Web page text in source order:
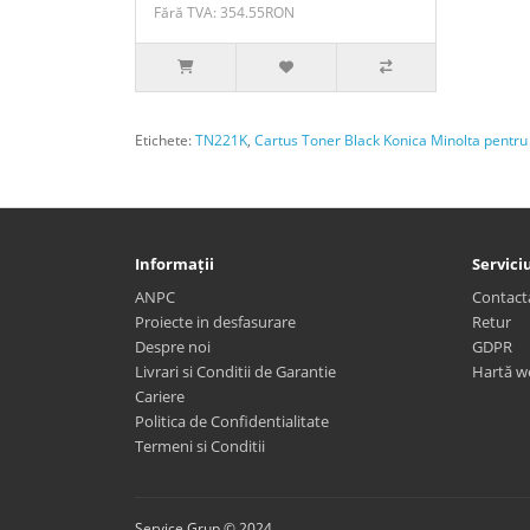
Fără TVA: 354.55RON
Etichete:TN221K, Cartus Toner Black Konica Minolta
Informații
ANPC
Proiecte in desfasurare
Despre noi
Livrari si Conditii de Garantie
Cariere
Politica de Confidentialitate
Termeni si Conditii
Retur
GDPR
Hartă